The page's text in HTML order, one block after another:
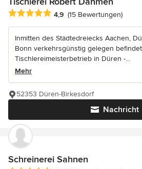
Durchschnittliche Bewertung: 4.9 von
4,9 (15 Bewertungen)
Inmitten des Städtedreiecks Aachen,
Bonn verkehrsgünstig gelegen
Tischlereimeisterbetrieb in Düren -...
Mehr
Nachricht
52353 Düren-Birkesdorf
Schreinerei Sahnen